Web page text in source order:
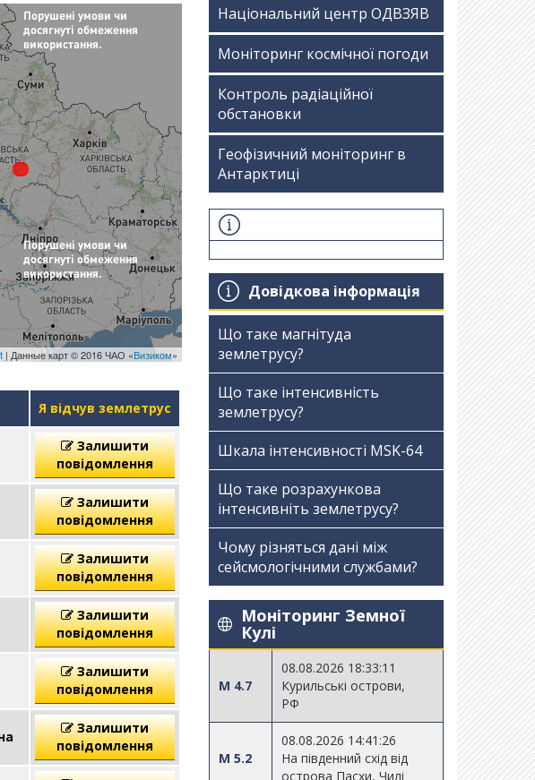
| Данные карт © 2016 ЧАО «Визиком»
Я відчув землетрус
Залишити
повідомлення
Залишити
повідомлення
Залишити
повідомлення
Залишити
повідомлення
Залишити
повідомлення
Залишити
повідомлення
Національний центр ОДВЗЯВ
Моніторинг космічної погоди
Контроль радіаційної
обстановки
Геофізичний моніторинг в
Антарктиці
Довідкова інформація
Що таке магнітуда
землетрусу?
Що таке інтенсивність
землетрусу?
Шкала інтенсивності МSK-64
Що таке розрахункова
інтенсивніть землетрусу?
Чому різняться дані між
сейсмологічними службами?
Моніторинг Земної
Кулі
M 4.7
08.08.2026 18:33:11
Курильські острови,
РФ
M 5.2
08.08.2026 14:41:26
На південний схід від
острова Пасхи, Чилі